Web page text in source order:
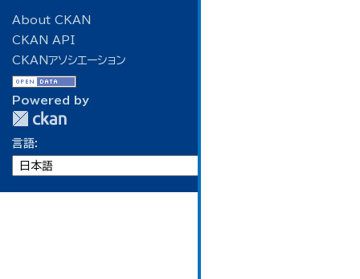
About CKAN
CKAN API
CKANアソシエーション
Powered by
言語